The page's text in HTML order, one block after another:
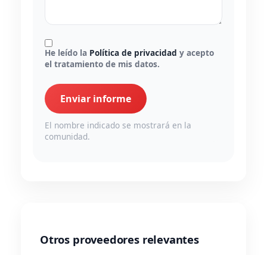
He leído la Política de privacidad y acepto
el tratamiento de mis datos.
Enviar informe
El nombre indicado se mostrará en la
comunidad.
Otros proveedores relevantes